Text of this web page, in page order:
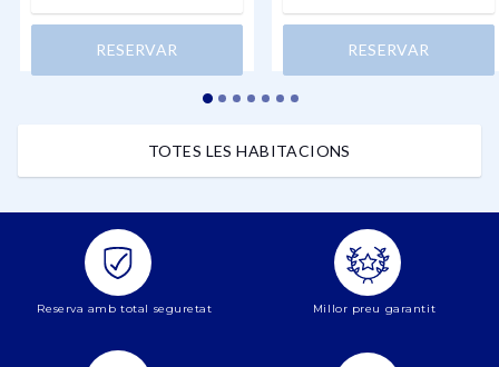
RESERVAR RESERVAR
TOTES LES HABITACIONS
Reserva amb total seguretat Millor preu garantit